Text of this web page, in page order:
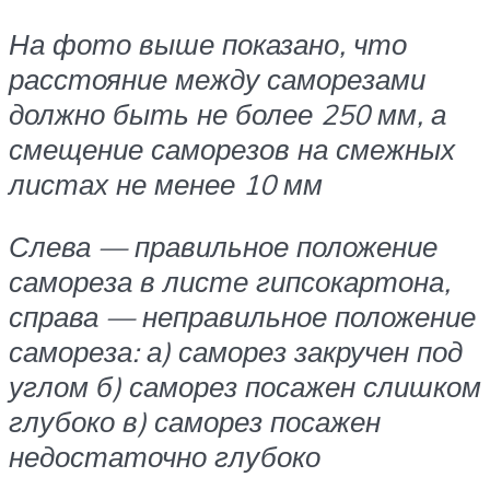
На фото выше показано, что
расстояние между саморезами
должно быть не более 250 мм, а
смещение саморезов на смежных
листах не менее 10 мм
Слева — правильное положение
самореза в листе гипсокартона,
справа — неправильное положение
самореза: а) саморез закручен под
углом б) саморез посажен слишком
глубоко в) саморез посажен
недостаточно глубоко